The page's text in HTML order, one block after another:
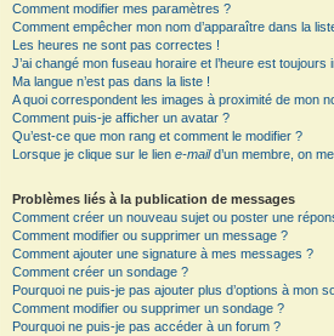
Comment modifier mes paramètres ?
Comment empêcher mon nom d’apparaître dans la
Les heures ne sont pas correctes !
J’ai changé mon fuseau horaire et l’heure est toujours
Ma langue n’est pas dans la liste !
A quoi correspondent les images à proximité de mon
Comment puis-je afficher un avatar ?
Qu’est-ce que mon rang et comment le modifier ?
Lorsque je clique sur le liene-maild’un membre, on
Problèmes liés à la publication de messages
Comment créer un nouveau sujet ou poster une
Comment modifier ou supprimer un message ?
Comment ajouter une signature à mes messages ?
Comment créer un sondage ?
Pourquoi ne puis-je pas ajouter plus d’options à mon
Comment modifier ou supprimer un sondage ?
Pourquoi ne puis-je pas accéder à un forum ?